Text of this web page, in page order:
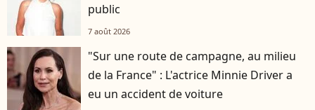
public
7 août 2026
"Sur une route de campagne, au milieu
de la France" : L'actrice Minnie Driver a
eu un accident de voiture